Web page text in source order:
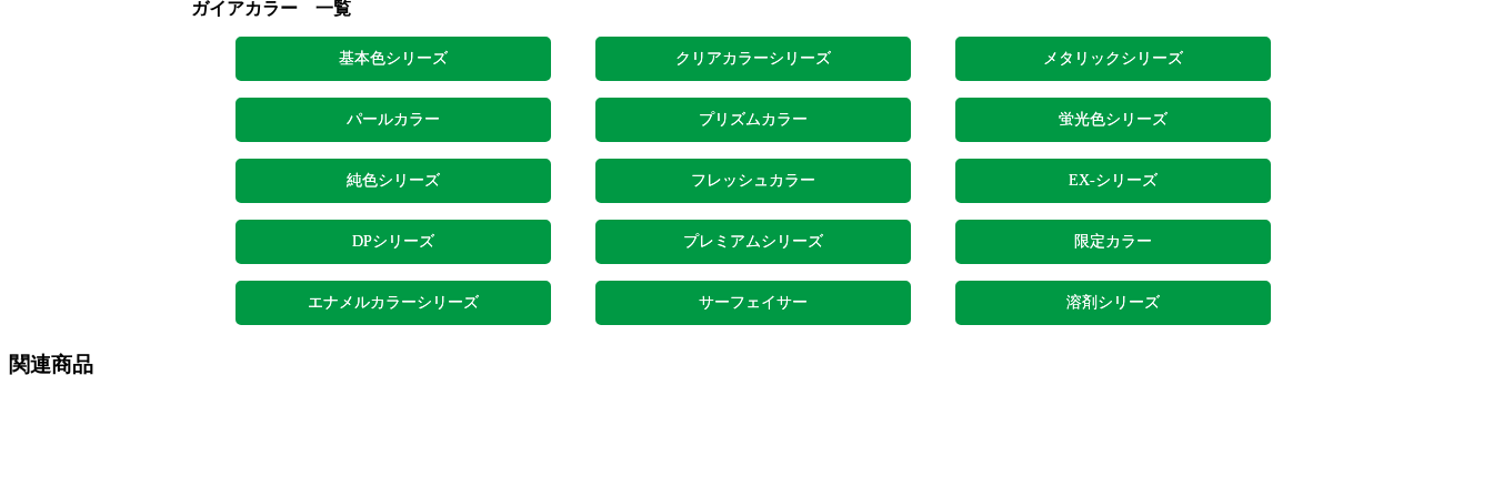
ガイアカラー 一覧
基本色シリーズ クリアカラーシリーズ メタリックシリーズ
パールカラー プリズムカラー 蛍光色シリーズ
純色シリーズ フレッシュカラー EX-シリーズ
DPシリーズ プレミアムシリーズ 限定カラー
エナメルカラーシリーズ サーフェイサー 溶剤シリーズ
関連商品